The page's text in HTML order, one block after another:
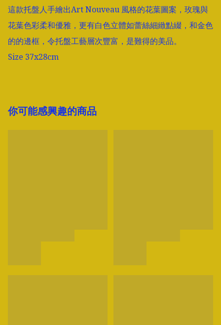
這款托盤人手繪出Art Nouveau 風格的花葉圖案，玫瑰與
花葉色彩柔和優雅，更有白色立體如蕾絲細緻點綴，和金色
的的邊框，令托盤工藝層次豐富，是難得的美品。
Size 37x28cm
你可能感興趣的商品